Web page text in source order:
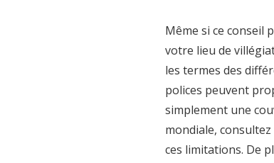
Même si ce conseil
votre lieu de
les termes des
polices peuvent
simplement une
mondiale,
ces limitations. De